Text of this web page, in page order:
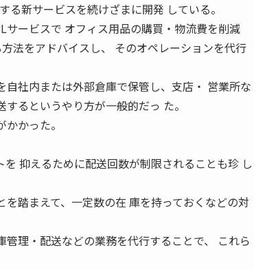
新サービスを続けざまに開発 している。
ービスで オフィス用品の購買・物流費を削減
をアドバイスし、 そのオペレーションを代行
社内または外部倉庫で保管し、支店・ 営業所な
るというやり方が一般的だっ た。
かった。
抑えるために配送回数が制限されることも珍 し
踏まえて、一定数の在 庫を持っておくなどの対
理・配送などの業務を代行することで、 これら